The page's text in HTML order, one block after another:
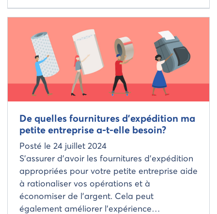
De quelles fournitures d’expédition ma
petite entreprise a-t-elle besoin?
Posté le 24 juillet 2024
S’assurer d’avoir les fournitures d’expédition
appropriées pour votre petite entreprise aide
à rationaliser vos opérations et à
économiser de l’argent. Cela peut
également améliorer l’expérience…